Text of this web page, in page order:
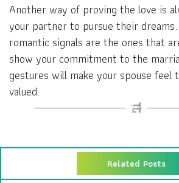
Another way of proving the love is
your partner to pursue their
romantic signals are the ones that
show your commitment to the
gestures will make your spouse feel
valued.
Related Posts